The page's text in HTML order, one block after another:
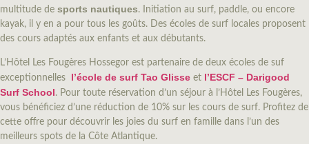
multitude de sports nautiques. Initiation au surf, paddle, ou encore
kayak, il y en a pour tous les goûts. Des écoles de surf locales proposent
des cours adaptés aux enfants et aux débutants.
L’Hôtel Les Fougères Hossegor est partenaire de deux écoles de suf
exceptionnelles l’école de surf Tao Glisse et l’ESCF – Darigood
Surf School. Pour toute réservation d’un séjour à l’Hôtel Les Fougères,
vous bénéficiez d’une réduction de 10% sur les cours de surf. Profitez de
cette offre pour découvrir les joies du surf en famille dans l’un des
meilleurs spots de la Côte Atlantique.